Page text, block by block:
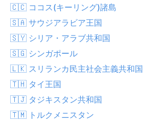
🇨🇨 ココス(キーリング)諸島
🇸🇦 サウジアラビア王国
🇸🇾 シリア・アラブ共和国
🇸🇬 シンガポール
🇱🇰 スリランカ民主社会主義共和国
🇹🇭 タイ王国
🇹🇯 タジキスタン共和国
🇹🇲 トルクメニスタン